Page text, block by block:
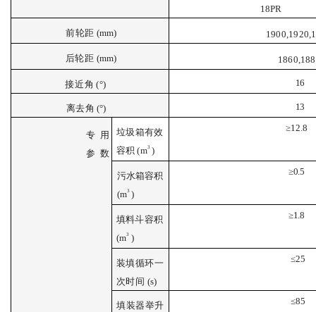
18PR
前轮距 (mm) 190
后轮距 (mm) 1860,188
接近角 (°) 16
离去角 (°) 13
专 用
参 数
垃圾箱有效
容积 (m3)
≥12.8
污水箱容积
(m3 )
≥0.5
填料斗容积
(m3 )
≥1.8
装填循环一
次时间 (s)
≤25
填装器举升
≤85